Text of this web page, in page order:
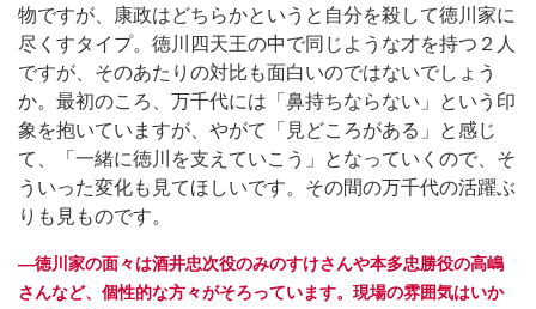
物ですが、康政はどちらかというと自分を殺して徳川家に
尽くすタイプ。徳川四天王の中で同じような才を持つ２人
ですが、そのあたりの対比も面白いのではないでしょう
か。最初のころ、万千代には「鼻持ちならない」という印
象を抱いていますが、やがて「見どころがある」と感じ
て、「一緒に徳川を支えていこう」となっていくので、そ
ういった変化も見てほしいです。その間の万千代の活躍ぶ
りも見ものです。
―徳川家の面々は酒井忠次役のみのすけさんや本多忠勝役の高嶋
さんなど、個性的な方々がそろっています。現場の雰囲気はいか